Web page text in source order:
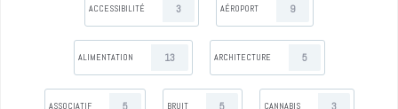
ACCESSIBILITÉ 3 AÉROPORT 9
ALIMENTATION 13 ARCHITECTURE 5
ASSOCIATIF BRUIT CANNABIS